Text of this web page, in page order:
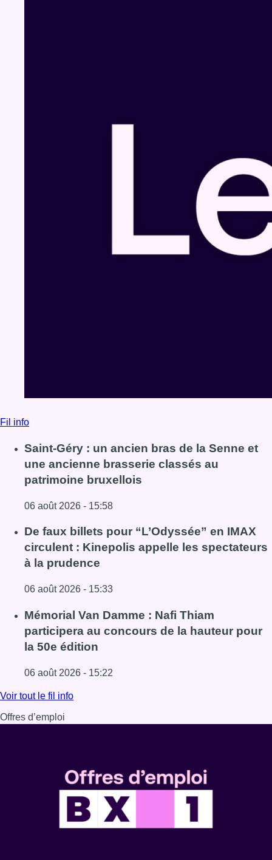
Fil info
Saint-Géry : un ancien bras de la Senne et
une ancienne brasserie classés au
patrimoine bruxellois
06 août 2026 - 15:58
Lire l'article Saint-Géry : un ancien bras de la Senne et
De faux billets pour “L’Odyssée” en IMAX
circulent : Kinepolis appelle les spectateurs
à la prudence
06 août 2026 - 15:33
Lire l'article De faux billets pour “L’Odyssée” en IMAX
Mémorial Van Damme : Nafi Thiam
participera au concours de la hauteur pour
la 50e édition
06 août 2026 - 15:22
Lire l'article Mémorial Van Damme : Nafi Thiam
Voir tout le fil info
Offres d’emploi